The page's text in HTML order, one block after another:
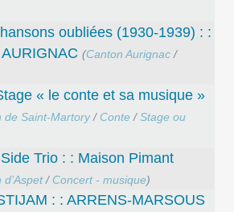
oubliées (1930-1939) : :
(Canton Aurignac/
« le conte et sa musique »
de Saint-Martory/ Conte/Stage ou
Trio : : Maison Pimant
/ Concert - musique)
: : ARRENS-MARSOUS